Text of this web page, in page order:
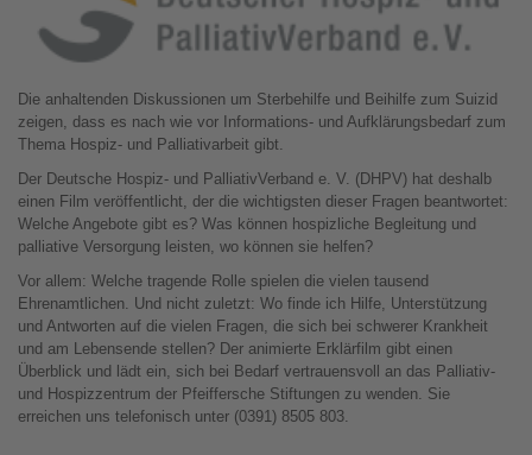
Die anhaltenden Diskussionen um Sterbehilfe und Beihilfe zum Suizid
zeigen, dass es nach wie vor Informations- und Aufklärungsbedarf zum
Thema Hospiz- und Palliativarbeit gibt.
Der Deutsche Hospiz- und PalliativVerband e. V. (DHPV) hat deshalb
einen Film veröffentlicht, der die wichtigsten dieser Fragen beantwortet:
Welche Angebote gibt es? Was können hospizliche Begleitung und
palliative Versorgung leisten, wo können sie helfen?
Vor allem: Welche tragende Rolle spielen die vielen tausend
Ehrenamtlichen. Und nicht zuletzt: Wo finde ich Hilfe, Unterstützung
und Antworten auf die vielen Fragen, die sich bei schwerer Krankheit
und am Lebensende stellen? Der animierte Erklärfilm gibt einen
Überblick und lädt ein, sich bei Bedarf vertrauensvoll an das Palliativ-
und Hospizzentrum der Pfeiffersche Stiftungen zu wenden. Sie
erreichen uns telefonisch unter (0391) 8505 803.